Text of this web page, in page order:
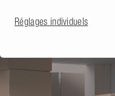
Réglages individuels